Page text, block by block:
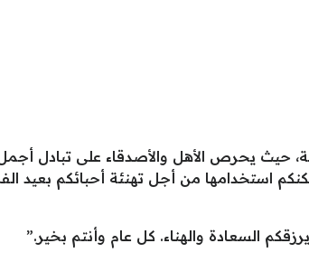
حيث يحرص الأهل والأصدقاء على تبادل أجمل
استخدامها من أجل تهنئة أحبائكم بعيد
السعادة والهناء. كل عام وأنتم بخير.”